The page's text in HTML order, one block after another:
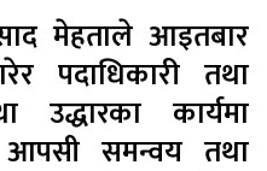
मेहताले आइतबार
पदाधिकारी तथा
कार्यमा
आपसी समन्वय तथा